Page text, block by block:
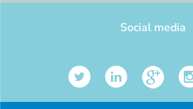
Social media